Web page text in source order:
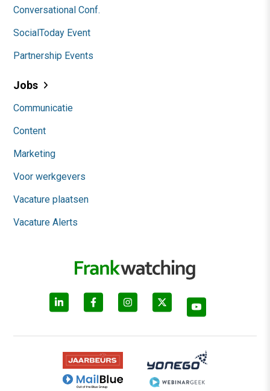
Conversational Conf.
SocialToday Event
Partnership Events
Jobs
Communicatie
Content
Marketing
Voor werkgevers
Vacature plaatsen
Vacature Alerts